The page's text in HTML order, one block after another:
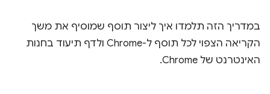
במדריך הזה תלמדו איך ליצור תוסף שמוסיף את משך
הקריאה הצפוי לכל תוסף ל-Chrome ולדף תיעוד בחנות
האינטרנט של Chrome.